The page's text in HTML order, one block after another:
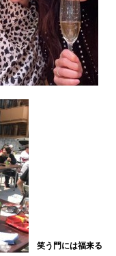
笑う門には福来る